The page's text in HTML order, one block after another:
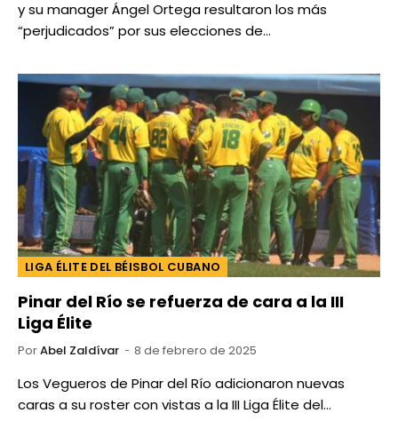
y su manager Ángel Ortega resultaron los más
“perjudicados” por sus elecciones de…
LIGA ÉLITE DEL BÉISBOL CUBANO
Pinar del Río se refuerza de cara a la III
Liga Élite
PorAbel Zaldívar 8 de febrero de 2025
Los Vegueros de Pinar del Río adicionaron nuevas
caras a su roster con vistas a la III Liga Élite del…